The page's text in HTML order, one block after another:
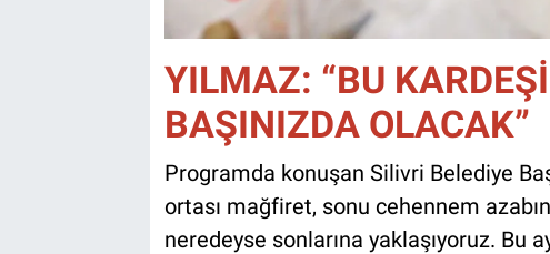
YILMAZ: “BU
BAŞINIZDA OLACAK”
Programda konuşan Silivri Belediye
ortası mağfiret, sonu cehennem
neredeyse sonlarına yaklaşıyoruz. Bu